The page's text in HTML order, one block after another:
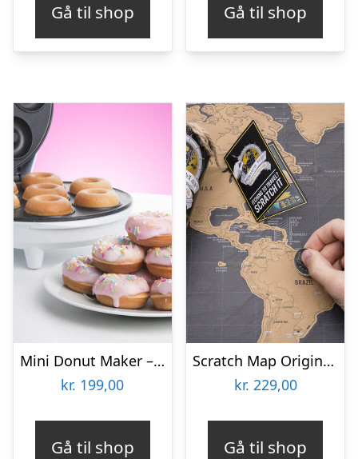
Gå til shop Gå til shop
Mini Donut Maker – KitchPro
kr. 199,00
Gå til shop
Scratch Map Original Deluxe
kr. 229,00
Gå til shop